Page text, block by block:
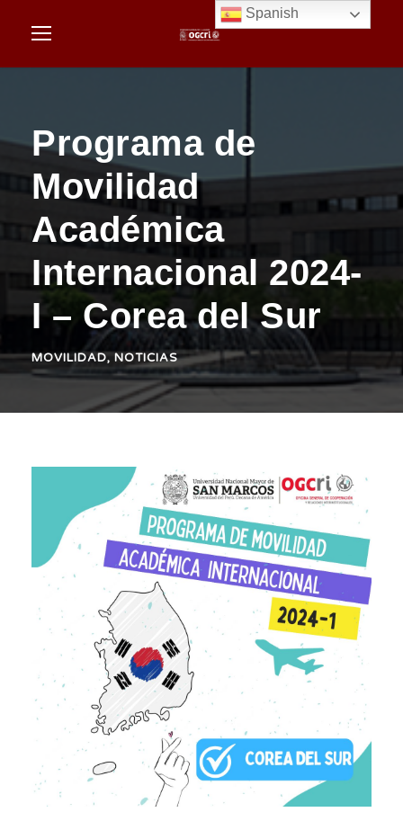
Programa de
Movilidad
Académica
Internacional 2024-
I – Corea del Sur
MOVILIDAD, NOTICIAS
Spanish